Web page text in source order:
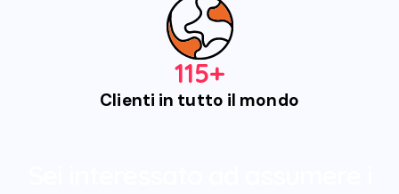
115+
Clienti in tutto il mondo